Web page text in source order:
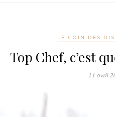
LE COIN DES
Top Chef, c’est
11 avril